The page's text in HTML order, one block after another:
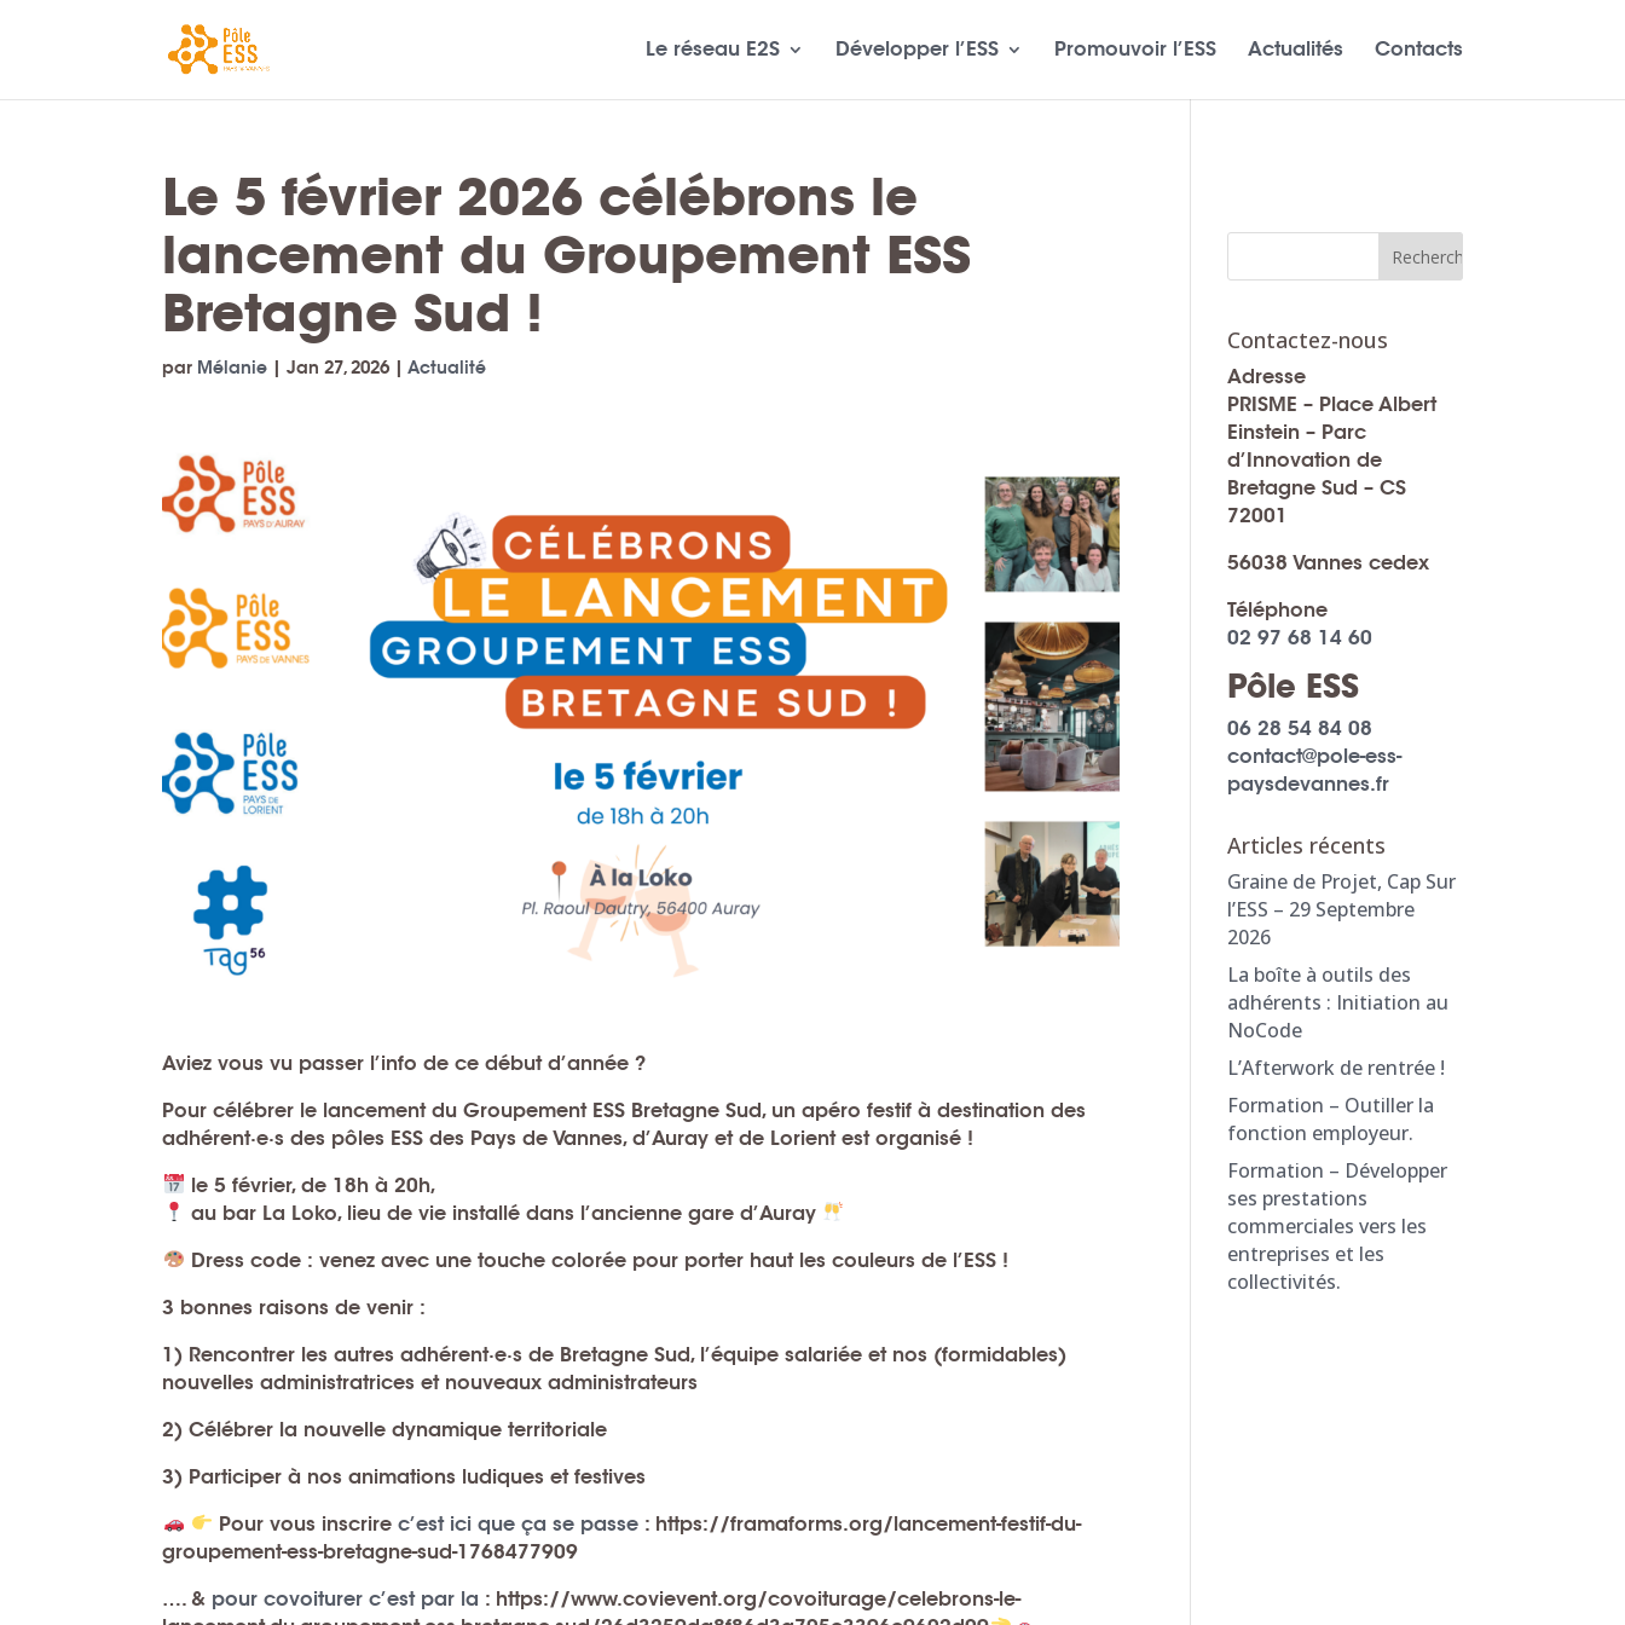
Le réseau E2S Développer l’ESS Promouvoir l’ESS Actualités Contacts
Le 5 février 2026 célébrons le
lancement du Groupement ESS
Bretagne Sud !
par Mélanie |Jan 27, 2026 |Actualité
Aviez vous vu passer l’info de ce début d’année ?
Pour célébrer le lancement duGroupement ESS Bretagne Sud, unapéro festif à destination des
adhérent·e·s des pôles ESS des Pays de Vannes, d’Auray et de Lorientest organisé !
le 5 février, de 18h à 20h,
au bar La Loko, lieu de vie installé dans l’ancienne gare d’Auray
Dress code: venez avec une touche colorée pour porter haut les couleurs de l’ESS !
3 bonnes raisons de venir :
1) Rencontrer les autres adhérent·e·s de Bretagne Sud, l’équipe salariée et nos (formidables)
nouvellesadministratrices et nouveauxadministrateurs
2) Célébrer la nouvelle dynamique territoriale
3) Participer à nosanimations ludiques et festives
Pour vous inscrirec’est ici que ça se passe: https://framaforms.org/lancement-festif-du-
groupement-ess-bretagne-sud-1768477909
…. & pour covoiturer c’est par la : https://www.covievent.org/covoiturage/celebrons-le-
Contactez-nous
Adresse
PRISME – Place Albert
Einstein – Parc
d’Innovation de
Bretagne Sud – CS
72001
56038 Vannes cedex
Téléphone
02 97 68 14 60
Pôle ESS
06 28 54 84 08
contact@pole-ess-
paysdevannes.fr
Articles récents
Graine de Projet, Cap Sur
l’ESS – 29 Septembre
2026
La boîte à outils des
adhérents : Initiation au
NoCode
L’Afterwork de rentrée !
Formation – Outiller la
fonction employeur.
Formation – Développer
ses prestations
commerciales vers les
entreprises et les
collectivités.